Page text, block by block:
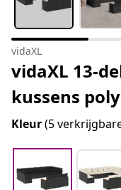
vidaXL
vidaXL 13-
kussens
Kleur(5